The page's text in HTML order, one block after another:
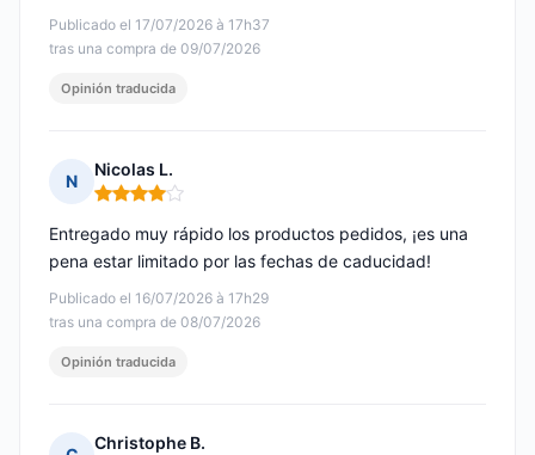
Publicado el 17/07/2026 à 17h37
tras una compra de 09/07/2026
Opinión traducida
N
Nicolas L.
Nota: 4 de 5
Publicado el 16/07/2026 à 17h29
tras una compra de 08/07/2026
Entregado muy rápido los productos pedidos, ¡es una
pena estar limitado por las fechas de caducidad!
Opinión traducida
Christophe B.